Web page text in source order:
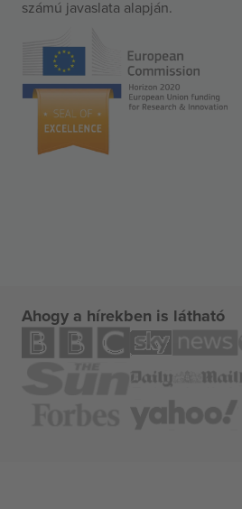
számú javaslata alapján.
Ahogy a hírekben is látható